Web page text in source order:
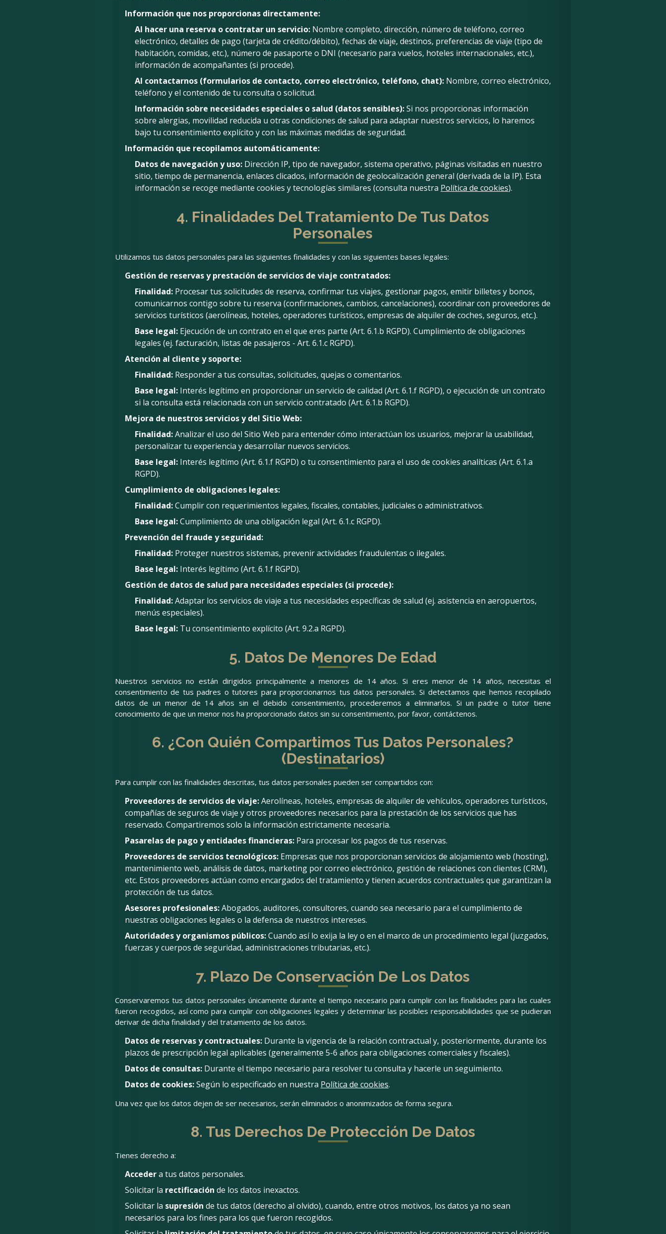
Información que nos proporcionas directamente:
Al hacer una reserva o contratar un servicio: Nombre completo, dirección, número de teléfono, correo
electrónico, detalles de pago (tarjeta de crédito/débito), fechas de viaje, destinos, preferencias de viaje (tipo de
habitación, comidas, etc.), número de pasaporte o DNI (necesario para vuelos, hoteles internacionales, etc.),
información de acompañantes (si procede).
Al contactarnos (formularios de contacto, correo electrónico, teléfono, chat): Nombre, correo electrónico,
teléfono y el contenido de tu consulta o solicitud.
Información sobre necesidades especiales o salud (datos sensibles):Si nos proporcionas información
sobre alergias, movilidad reducida u otras condiciones de salud para adaptar nuestros servicios, lo haremos
bajo tu consentimiento explícito y con las máximas medidas de seguridad.
Información que recopilamos automáticamente:
Datos de navegación y uso: Dirección IP, tipo de navegador, sistema operativo, páginas visitadas en nuestro
sitio, tiempo de permanencia, enlaces clicados, información de geolocalización general (derivada de la IP). Esta
información se recoge mediante cookies y tecnologías similares (consulta nuestra Política de cookies).
4. Finalidades Del Tratamiento De Tus Datos
Personales
Utilizamos tus datos personales para las siguientes finalidades y con las siguientes bases legales:
Gestión de reservas y prestación de servicios de viaje contratados:
Finalidad: Procesar tus solicitudes de reserva, confirmar tus viajes, gestionar pagos, emitir billetes y bonos,
comunicarnos contigo sobre tu reserva (confirmaciones, cambios, cancelaciones), coordinar con proveedores de
servicios turísticos (aerolíneas, hoteles, operadores turísticos, empresas de alquiler de coches, seguros, etc.).
Base legal: Ejecución de un contrato en el que eres parte (Art. 6.1.b RGPD). Cumplimiento de obligaciones
legales (ej. facturación, listas de pasajeros - Art. 6.1.c RGPD).
Atención al cliente y soporte:
Finalidad: Responder a tus consultas, solicitudes, quejas o comentarios.
Base legal: Interés legítimo en proporcionar un servicio de calidad (Art. 6.1.f RGPD), o ejecución de un contrato
si la consulta está relacionada con un servicio contratado (Art. 6.1.b RGPD).
Mejora de nuestros servicios y del Sitio Web:
Finalidad:Analizar el uso del Sitio Web para entender cómo interactúan los usuarios, mejorar la usabilidad,
personalizar tu experiencia y desarrollar nuevos servicios.
Base legal: Interés legítimo (Art. 6.1.f RGPD) o tu consentimiento para el uso de cookies analíticas (Art. 6.1.a
RGPD).
Cumplimiento de obligaciones legales:
Finalidad:Cumplir con requerimientos legales, fiscales, contables, judiciales o administrativos.
Base legal:Cumplimiento de una obligación legal (Art. 6.1.c RGPD).
Prevención del fraude y seguridad:
Finalidad: Proteger nuestros sistemas, prevenir actividades fraudulentas o ilegales.
Base legal: Interés legítimo (Art. 6.1.f RGPD).
Gestión de datos de salud para necesidades especiales (si procede):
Finalidad:Adaptar los servicios de viaje a tus necesidades específicas de salud (ej. asistencia en aeropuertos,
menús especiales).
Base legal: Tu consentimiento explícito (Art. 9.2.a RGPD).
5. Datos De Menores De Edad
Nuestros servicios no están dirigidos principalmente a menores de 14 años. Si eres menor de 14 años, necesitas el
consentimiento de tus padres o tutores para proporcionarnos tus datos personales. Si detectamos que hemos recopilado
datos de un menor de 14 años sin el debido consentimiento, procederemos a eliminarlos. Si un padre o tutor tiene
conocimiento de que un menor nos ha proporcionado datos sin su consentimiento, por favor, contáctenos.
6. ¿Con Quién Compartimos Tus Datos Personales?
(Destinatarios)
Para cumplir con las finalidades descritas, tus datos personales pueden ser compartidos con:
Proveedores de servicios de viaje:Aerolíneas, hoteles, empresas de alquiler de vehículos, operadores turísticos,
compañías de seguros de viaje y otros proveedores necesarios para la prestación de los servicios que has
reservado. Compartiremos solo la información estrictamente necesaria.
Pasarelas de pago y entidades financieras: Para procesar los pagos de tus reservas.
Proveedores de servicios tecnológicos: Empresas que nos proporcionan servicios de alojamiento web (hosting),
mantenimiento web, análisis de datos, marketing por correo electrónico, gestión de relaciones con clientes (CRM),
etc. Estos proveedores actúan como encargados del tratamiento y tienen acuerdos contractuales que garantizan la
protección de tus datos.
Asesores profesionales:Abogados, auditores, consultores, cuando sea necesario para el cumplimiento de
nuestras obligaciones legales o la defensa de nuestros intereses.
Autoridades y organismos públicos:Cuando así lo exija la ley o en el marco de un procedimiento legal (juzgados,
fuerzas y cuerpos de seguridad, administraciones tributarias, etc.).
7. Plazo De Conservación De Los Datos
Conservaremos tus datos personales únicamente durante el tiempo necesario para cumplir con las finalidades para las cuales
fueron recogidos, así como para cumplir con obligaciones legales y determinar las posibles responsabilidades que se pudieran
derivar de dicha finalidad y del tratamiento de los datos.
Datos de reservas y contractuales: Durante la vigencia de la relación contractual y, posteriormente, durante los
plazos de prescripción legal aplicables (generalmente 5-6 años para obligaciones comerciales y fiscales).
Datos de consultas: Durante el tiempo necesario para resolver tu consulta y hacerle un seguimiento.
Datos de cookies:Según lo especificado en nuestra Política de cookies.
Una vez que los datos dejen de ser necesarios, serán eliminados o anonimizados de forma segura.
8. Tus Derechos De Protección De Datos
Tienes derecho a:
Accedera tus datos personales.
Solicitar la rectificación de los datos inexactos.
Solicitar la supresión de tus datos (derecho al olvido), cuando, entre otros motivos, los datos ya no sean
necesarios para los fines para los que fueron recogidos.